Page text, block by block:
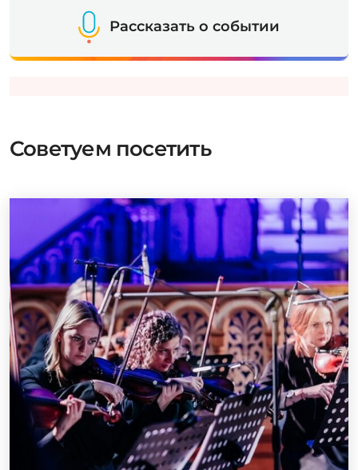
Рассказать о событии
Советуем посетить